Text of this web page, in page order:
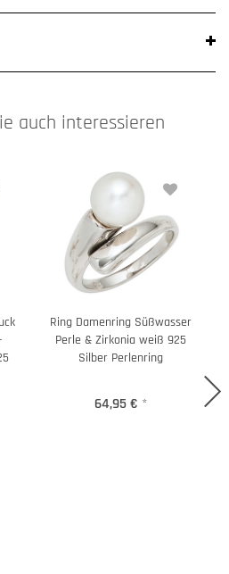
auch interessieren
Ring Damenring Süßwasser
Perle & Zirkonia weiß 925
Silber Perlenring
64,95 € *